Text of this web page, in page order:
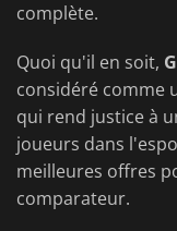
complète.
Quoi qu'il en soit,
considéré comme
qui rend justice à
joueurs dans
meilleures offres
comparateur.